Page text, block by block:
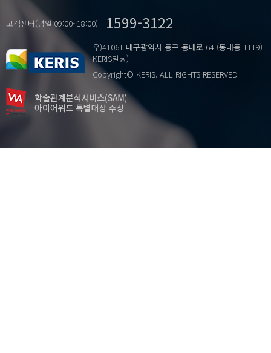
parental socioeconomic status
s…
studentsmajor
계층의식
공동체의식
교육 격차
다문화 교육
다문화 수용성
문화정체성
고객센터(평일:09:00~18:00) 1599-3122
우)41061 대구광역시 동구 동내로 64 (동내동 1119)
KERIS빌딩)
Copyright© KERIS. ALL RIGHTS RESERVED